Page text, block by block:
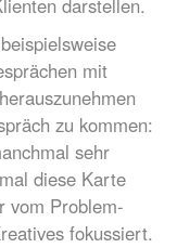
darstellen.
mit
zu kommen:
sehr
diese Karte
vom Problem-
fokussiert.